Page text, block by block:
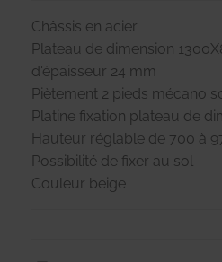
Châssis en acier
Plateau de dimension
d'épaisseur 24 mm
Piètement 2 pieds mécano
Platine fixation plateau de
Hauteur réglable de 700 à
Possibilité de fixer au sol
Couleur beige